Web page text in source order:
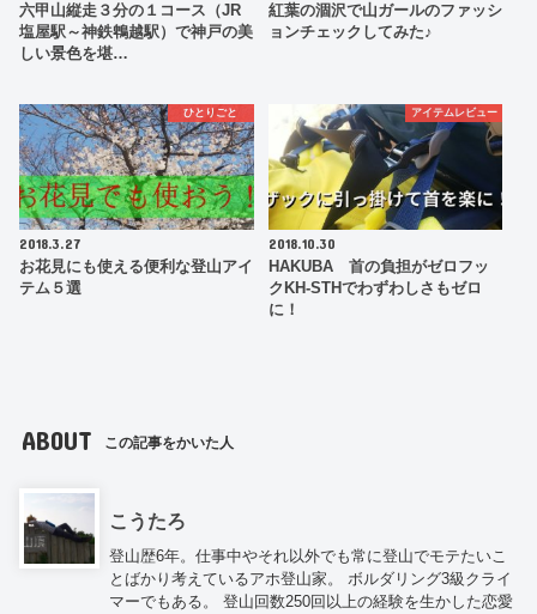
六甲山縦走３分の１コース（JR
塩屋駅～神鉄鵯越駅）で神戸の美
しい景色を堪…
紅葉の涸沢で山ガールのファッシ
ョンチェックしてみた♪
ひとりごと
2018.3.27
お花見にも使える便利な登山アイ
テム５選
アイテムレビュー
2018.10.30
HAKUBA 首の負担がゼロフッ
クKH-STHでわずわしさもゼロ
に！
ABOUT この記事をかいた人
こうたろ
登山歴6年。仕事中やそれ以外でも常に登山でモテたいこ
とばかり考えているアホ登山家。 ボルダリング3級クライ
マーでもある。 登山回数250回以上の経験を生かした恋愛